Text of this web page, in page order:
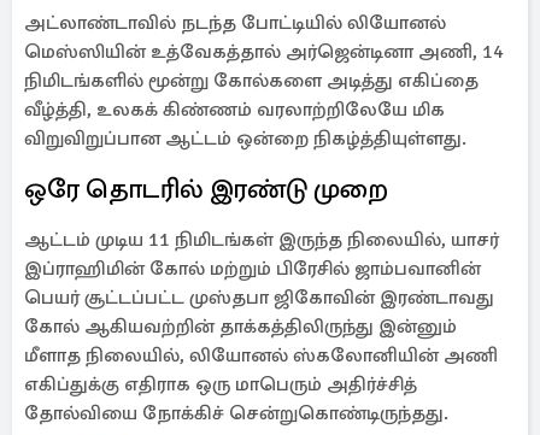
அட்லாண்டாவில் நடந்த போட்டியில் லியோனல்
மெஸ்ஸியின் உத்வேகத்தால் அர்ஜென்டினா அணி, 14
நிமிடங்களில் மூன்று கோல்களை அடித்து எகிப்தை
வீழ்த்தி, உலகக் கிண்ணம் வரலாற்றிலேயே மிக
விறுவிறுப்பான ஆட்டம் ஒன்றை நிகழ்த்தியுள்ளது.
ஒரே தொடரில் இரண்டு முறை
ஆட்டம் முடிய 11 நிமிடங்கள் இருந்த நிலையில், யாசர்
இப்ராஹிமின் கோல் மற்றும் பிரேசில் ஜாம்பவானின்
பெயர் சூட்டப்பட்ட முஸ்தபா ஜிகோவின் இரண்டாவது
கோல் ஆகியவற்றின் தாக்கத்திலிருந்து இன்னும்
மீளாத நிலையில், லியோனல் ஸ்கலோனியின் அணி
எகிப்துக்கு எதிராக ஒரு மாபெரும் அதிர்ச்சித்
தோல்வியை நோக்கிச் சென்றுகொண்டிருந்தது.